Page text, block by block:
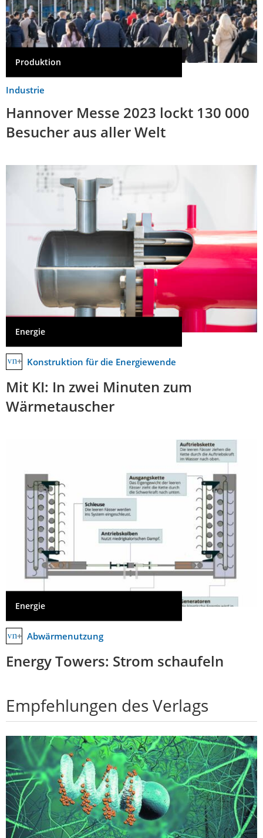
Produktion
Industrie
Hannover Messe 2023 lockt 130 000
Besucher aus aller Welt
Energie
Konstruktion für die Energiewende
Mit KI: In zwei Minuten zum
Wärmetauscher
Energie
Abwärmenutzung
Energy Towers: Strom schaufeln
Empfehlungen des Verlags